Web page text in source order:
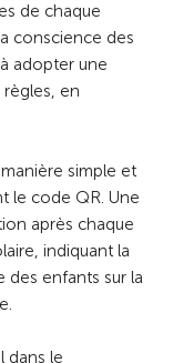
de chaque
conscience des
adopter une
en
simple et
le code QR. Une
après chaque
indiquant la
des enfants sur la
dans le